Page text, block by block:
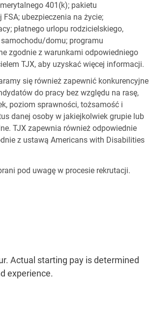
401(k); pakietu
ubezpieczenia na życie;
płatnego urlopu rodzicielskiego,
domu; programu
zgodnie z warunkami odpowiedniego
TJX, aby uzyskać więcej informacji.
się również zapewnić konkurencyjne
do pracy bez względu na rasę,
poziom sprawności, tożsamość i
danej osoby w jakiejkolwiek grupie lub
TJX zapewnia również odpowiednie
z ustawą Americans with Disabilities
pod uwagę w procesie rekrutacji.
Actual starting pay is determined
experience.